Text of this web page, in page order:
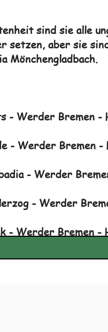
sind sie alle
setzen, aber sie
Mönchengladbach.
- Werder Bremen -
- Werder Bremen -
- Werder
- Werder
- Werder Bremen -